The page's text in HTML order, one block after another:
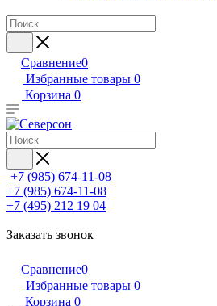
Сравнение0
Избранные товары 0
Корзина 0
+7 (985) 674-11-08
+7 (985) 674-11-08
+7 (495) 212 19 04
Заказать звонок
Сравнение0
Избранные товары 0
Корзина 0